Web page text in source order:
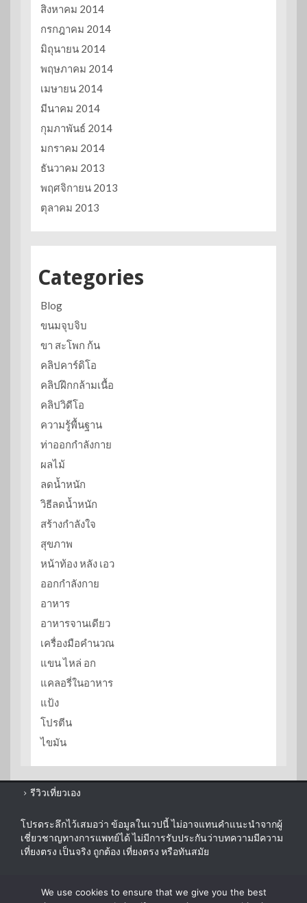
สิงหาคม 2014
กรกฎาคม 2014
มิถุนายน 2014
พฤษภาคม 2014
เมษายน 2014
มีนาคม 2014
กุมภาพันธ์ 2014
มกราคม 2014
ธันวาคม 2013
พฤศจิกายน 2013
ตุลาคม 2013
Categories
Blog
ขนมจุบจิบ
ขา สะโพก ก้น
คลิปคาร์ดิโอ
คลิปฝึกกล้ามเนื้อ
คลิปวิดีโอ
ความรู้พื้นฐาน
ท่าออกกำลังกาย
ผลไม้
ลดน้ำหนัก
วิธีลดน้ำหนัก
สร้างกำลังใจ
สุขภาพ
หน้าท้อง หลัง เอว
ออกกำลังกาย
อาหาร
อาหารจานเดียว
เครื่องมือคำนวณ
แขน ไหล่ อก
แคลอรี่ในอาหาร
แป้ง
โปรตีน
ไขมัน
รีวิวเที่ยวเอง
โปรดระลึกไว้เสมอว่า ข้อมูลในเวปนี้ ไม่อาจแทนคำแนะนำจากผู้
เชี่ยวชาญทางการแพทย์ได้ ไม่มีการรับประกันว่าบทความมีความ
เที่ยงตรง เป็นจริง ถูกต้อง เที่ยงตรง หรือทันสมัย
We use cookies to ensure that we give you the best